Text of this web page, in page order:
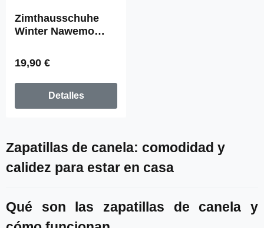
Zimthausschuhe
Winter Nawemo
Memories"
Precio normal:
19,90 €
Detalles
Zapatillas de canela: comodidad y
calidez para estar en casa
Qué son las zapatillas de canela y